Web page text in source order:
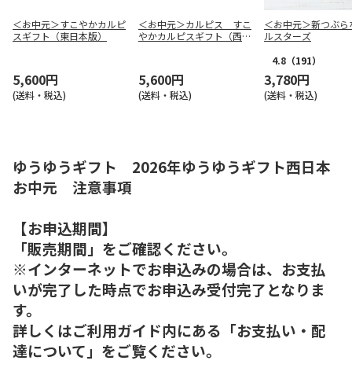
＜お中元＞すこやかカルピ
スギフト（東日本版）
5,600円
(送料・税込)
＜お中元＞カルピス すこ
やかカルピスギフト（西日
5,600円
(送料・税込)
＜お中元＞新つぶら
ルスターズ
4.8 （191）
3,780円
(送料・税込)
ゆうゆうギフト 2026年ゆうゆうギフト西日本
お中元 注意事項
【お申込期間】
「販売期間」をご確認ください。
※インターネットでお申込みの場合は、お支払
いが完了した時点でお申込み受付完了となりま
す。
詳しくはご利用ガイド内にある「お支払い・配
達について」をご覧ください。